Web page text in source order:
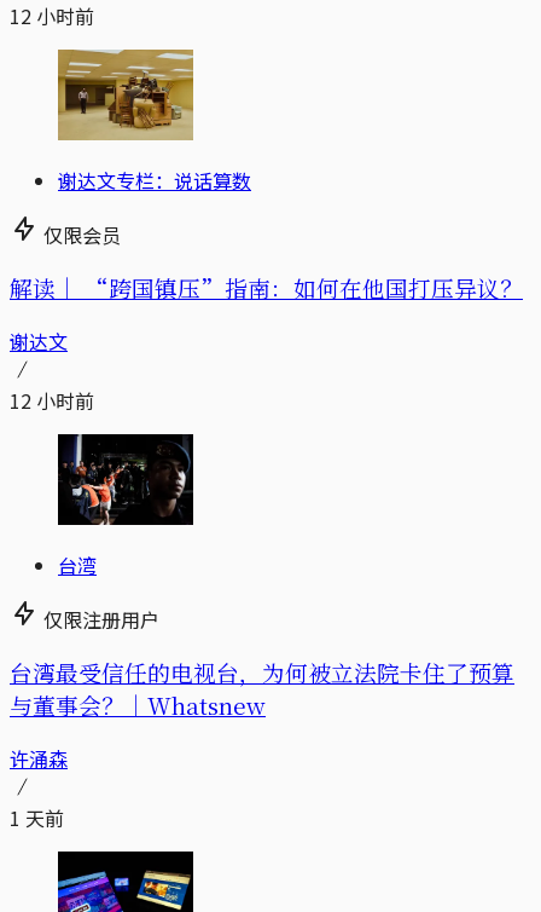
12 小时前
谢达文专栏：说话算数
仅限会员
解读｜ “跨国镇压”指南：如何在他国打压异议？
谢达文
12 小时前
台湾
仅限注册用户
台湾最受信任的电视台，为何被立法院卡住了预算
与董事会？｜Whatsnew
许涌森
1 天前